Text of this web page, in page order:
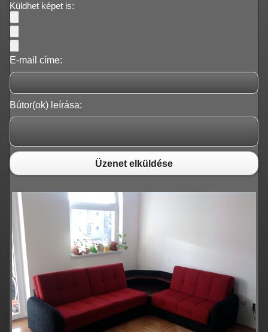
Küldhet képet is:
E-mail címe:
Bútor(ok) leírása:
Üzenet elküldése